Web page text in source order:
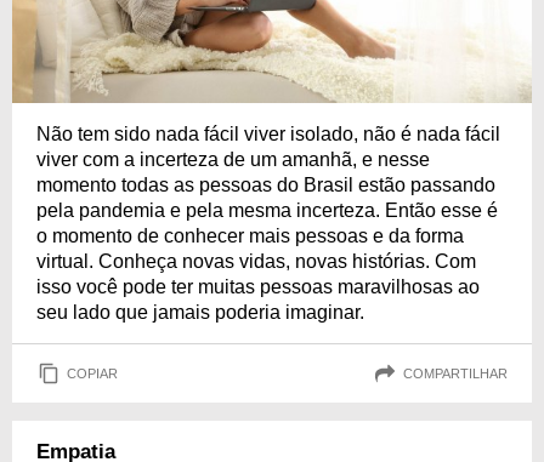
Não tem sido nada fácil viver isolado, não é nada fácil
viver com a incerteza de um amanhã, e nesse
momento todas as pessoas do Brasil estão passando
pela pandemia e pela mesma incerteza. Então esse é
o momento de conhecer mais pessoas e da forma
virtual. Conheça novas vidas, novas histórias. Com
isso você pode ter muitas pessoas maravilhosas ao
seu lado que jamais poderia imaginar.
COPIAR COMPARTILHAR
Empatia